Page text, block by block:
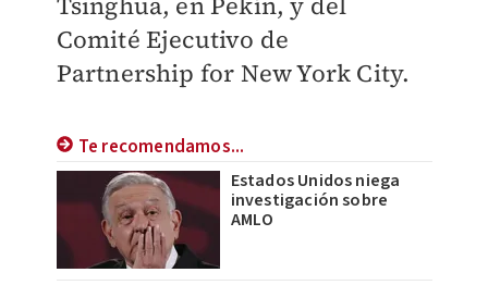
Comité Ejecutivo de
Partnership for New York City.
Te recomendamos...
Estados Unidos niega
investigación sobre
AMLO